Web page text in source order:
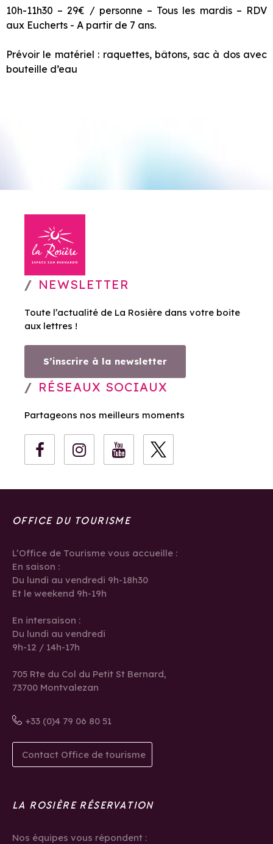
10h-11h30 – 29€ / personne – Tous les mardis – RDV
aux Eucherts - A partir de 7 ans.
Prévoir le matériel : raquettes, bâtons, sac à dos avec
bouteille d’eau
NEWSLETTER
Toute l’actualité de La Rosière dans votre boite
aux lettres !
S’inscrire à la newsletter
RÉSEAUX SOCIAUX
Partageons nos meilleurs moments
OFFICE DU TOURISME
L’Office de Tourisme vous accueille :
En saison :
Du lundi au vendredi 9h-18h30
Et le weekend 9h-19h
En intersaison :
Du lundi au vendredi
9h-12 / 14h-17h
705 Rte du Col du Petit St Bernard,
73700 Montvalezan
+33 (0)4 79 06 80 51
Contact Office de tourisme
LA ROSIÈRE RÉSERVATION
Nos équipes vous répondent :